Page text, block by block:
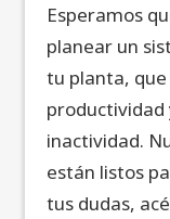
Esperamos
planear un
tu planta,
productividad
inactividad.
están listos
tus dudas,